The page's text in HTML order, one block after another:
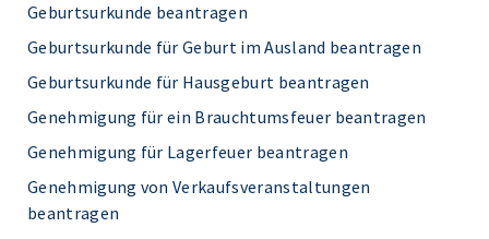
Geburtsurkunde beantragen
Geburtsurkunde für Geburt im Ausland beantragen
Geburtsurkunde für Hausgeburt beantragen
Genehmigung für ein Brauchtumsfeuer beantragen
Genehmigung für Lagerfeuer beantragen
Genehmigung von Verkaufsveranstaltungen
beantragen